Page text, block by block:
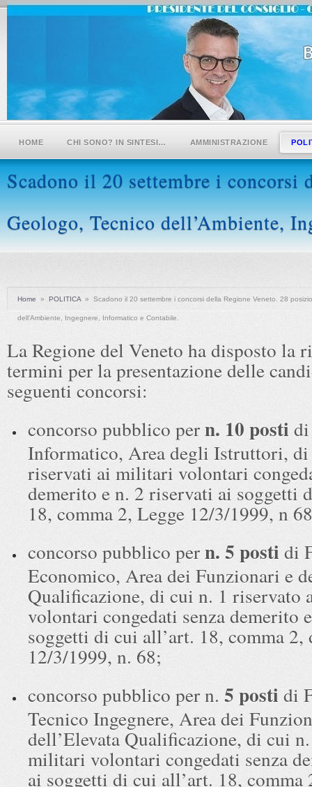
HOME CHI SONO? IN SINTESI… AMMINISTRAZIONE
Scadono il 20 settembre i concorsi
Geologo, Tecnico dell’Ambiente,
Home » POLITICA » Scadono il 20 settembre i concorsi della Regione Veneto. 28
dell’Ambiente, Ingegnere, Informatico e Contabile.
La Regione del Veneto ha disposto la
termini per la presentazione delle
seguenti concorsi:
concorso pubblico pern. 10 posti
Informatico, Area degli Istruttori,
riservati ai militari volontari
demerito e n. 2 riservati ai soggetti
18, comma 2, Legge 12/3/1999, n
concorso pubblico pern. 5 posti di
Economico, Area dei Funzionari e
Qualificazione, di cui n. 1 riservato
volontari congedati senza demerito
soggetti di cui all’art. 18, comma 2,
12/3/1999, n. 68;
concorso pubblico per n. 5 posti di
Tecnico Ingegnere, Area dei
dell’Elevata Qualificazione, di cui
militari volontari congedati senza
ai soggetti di cui all’art. 18, comma